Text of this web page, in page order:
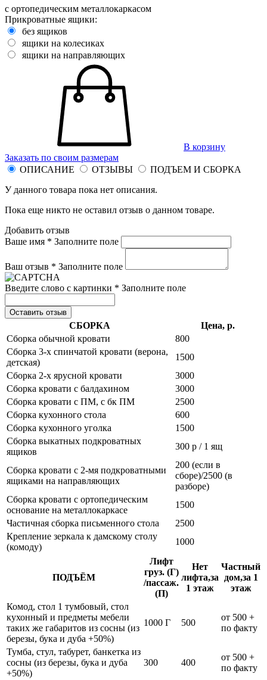
с ортопедическим металлокаркасом
Прикроватные ящики:
без ящиков
ящики на колесиках
ящики на направляющих
В корзину
Заказать по своим размерам
ОПИСАНИЕ
ОТЗЫВЫ
ПОДЪЕМ И СБОРКА
У данного товара пока нет описания.
Пока еще никто не оставил отзыв о данном товаре.
Добавить отзыв
Ваше имя * Заполните поле
Ваш отзыв * Заполните поле
Введите слово с картинки * Заполните поле
Оставить отзыв
СБОРКА
Цена, р.
Сборка обычной кровати
800
Сборка 3-х спинчатой кровати (верона,
детская)
1500
Сборка 2-х ярусной кровати
3000
Сборка кровати с балдахином
3000
Сборка кровати с ПМ, с бк ПМ
2500
Сборка кухонного стола
600
Сборка кухонного уголка
1500
Сборка выкатных подкроватных
ящиков
300 р / 1 ящ
Сборка кровати с 2-мя подкроватными
ящиками на направляющих
200 (если в
сборе)/2500 (в
разборе)
Сборка кровати с ортопедическим
основание на металлокаркасе
1500
Частичная сборка письменного стола
2500
Крепление зеркала к дамскому столу
(комоду)
1000
ПОДЪЁМ
Лифт
груз. (Г)
/пассаж.
(П)
Нет
лифта,за
1 этаж
Частный
дом,за 1
этаж
Комод, стол 1 тумбовый, стол
кухонный и предметы мебели
таких же габаритов из сосны (из
березы, бука и дуба +50%)
1000 Г 500
от 500 +
по факту
Тумба, стул, табурет, банкетка из
сосны (из березы, бука и дуба
+50%)
300 400
от 500 +
по факту